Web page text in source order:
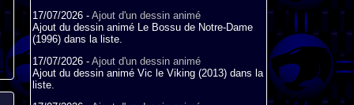
17/07/2026 - Ajout d'un dessin animé
Ajout du dessin animé Le Bossu de Notre-Dame
(1996) dans la liste.
17/07/2026 - Ajout d'un dessin animé
Ajout du dessin animé Vic le Viking (2013) dans la
liste.